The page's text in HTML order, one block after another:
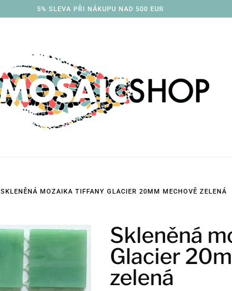
3% SLEVA PŘI NÁKUPU NAD 250 EUR
SKLENĚNÁ MOZAIKA TIFFANY GLACIER 20MM MECHOVĚ ZELENÁ
Skleněná
Glacier
zelená